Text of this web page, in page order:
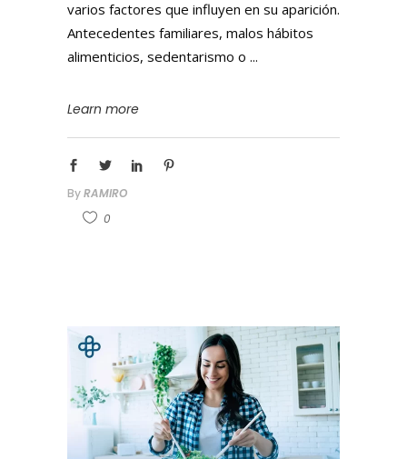
varios factores que influyen en su aparición.
Antecedentes familiares, malos hábitos
alimenticios, sedentarismo o
Learn more
ByRAMIRO
0